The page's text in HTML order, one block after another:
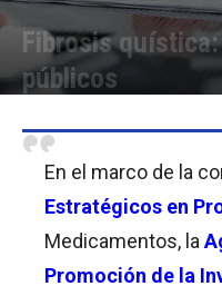
Fibrosis
públicos
En el marco de la
Estratégicos en
Medicamentos, la
Promoción de la